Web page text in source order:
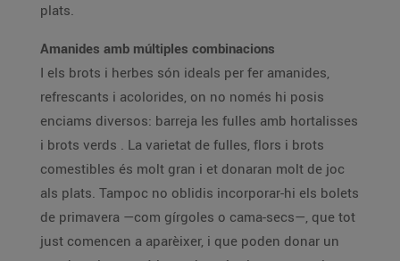
plats.
Amanides amb múltiples combinacions
I els brots i herbes són ideals per fer amanides,
refrescants i acolorides, on no només hi posis
enciams diversos: barreja les fulles amb hortalisses
i brots verds . La varietat de fulles, flors i brots
comestibles és molt gran i et donaran molt de joc
als plats. Tampoc no oblidis incorporar-hi els bolets
de primavera —com gírgoles o cama-secs—, que tot
just comencen a aparèixer, i que poden donar un